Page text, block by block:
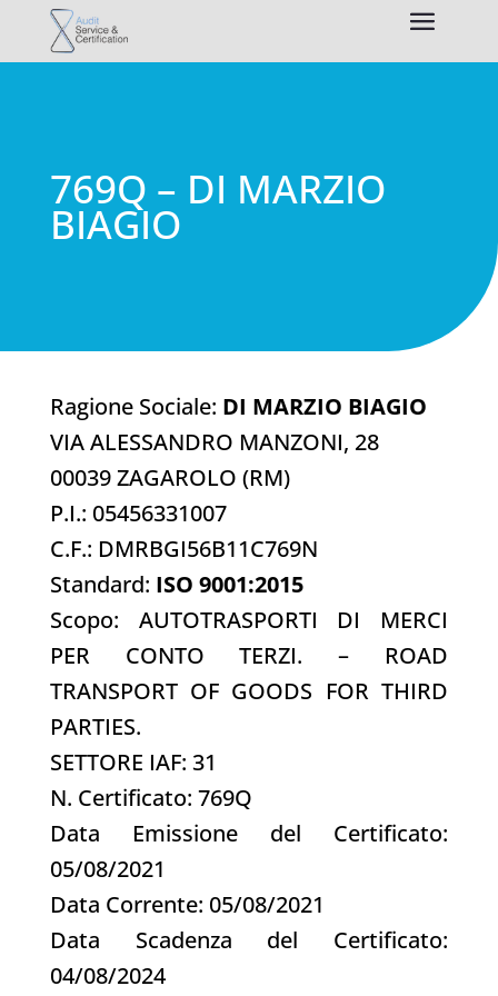
769Q – DI MARZIO
BIAGIO
Ragione Sociale: DI MARZIO BIAGIO
VIA ALESSANDRO MANZONI, 28
00039 ZAGAROLO (RM)
P.I.: 05456331007
C.F.: DMRBGI56B11C769N
Standard: ISO 9001:2015
Scopo: AUTOTRASPORTI DI MERCI
PER CONTO TERZI. – ROAD
TRANSPORT OF GOODS FOR THIRD
PARTIES.
SETTORE IAF: 31
N. Certificato: 769Q
Data Emissione del Certificato:
05/08/2021
Data Corrente: 05/08/2021
Data Scadenza del Certificato:
04/08/2024